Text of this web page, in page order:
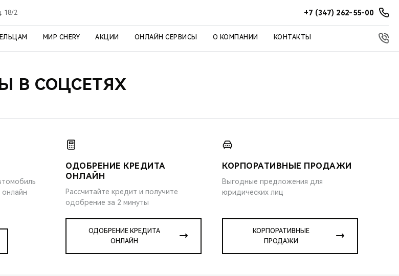
18/2 +7 (347) 262-55-00
МИР CHERY АКЦИИ ОНЛАЙН СЕРВИСЫ О КОМПАНИИ КОНТАКТЫ
В СОЦСЕТЯХ
онлайн
ОДОБРЕНИЕ КРЕДИТА
ОНЛАЙН
Рассчитайте кредит и получите
одобрение за 2 минуты
ОДОБРЕНИЕ КРЕДИТА
ОНЛАЙН
КОРПОРАТИВНЫЕ ПРОДАЖИ
Выгодные предложения для
юридических лиц
КОРПОРАТИВНЫЕ
ПРОДАЖИ